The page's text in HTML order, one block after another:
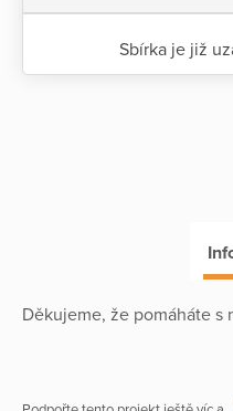
Sbírka je již
Děkujeme, že pomáháte s